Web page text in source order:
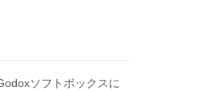
ソフトボックスに